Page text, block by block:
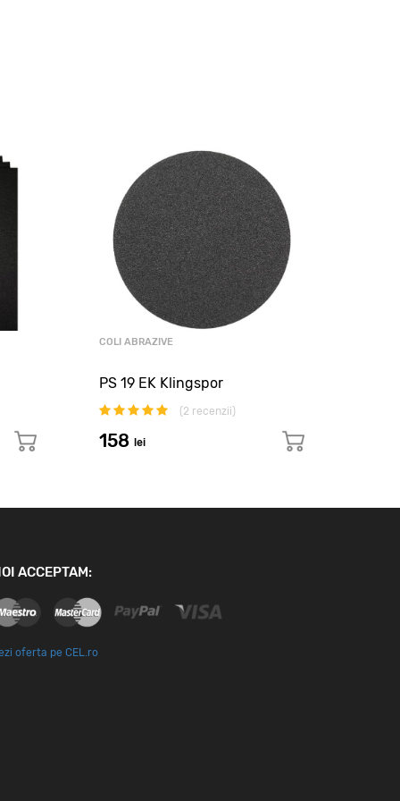
COLI ABRAZIVE
PS 19 EK Klingspor
(2 recenzii)
158 lei
ACCEPTAM:
oferta pe CEL.ro